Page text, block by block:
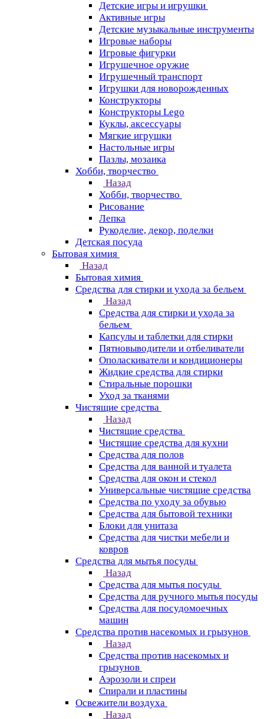
Детские игры и игрушки
Активные игры
Детские музыкальные инструменты
Игровые наборы
Игровые фигурки
Игрушечное оружие
Игрушечный транспорт
Игрушки для новорожденных
Конструкторы
Конструкторы Lego
Куклы, аксессуары
Мягкие игрушки
Настольные игры
Пазлы, мозаика
Хобби, творчество
Назад
Хобби, творчество
Рисование
Лепка
Рукоделие, декор, поделки
Детская посуда
Бытовая химия
Назад
Бытовая химия
Средства для стирки и ухода за бельем
Назад
Средства для стирки и ухода за
бельем
Капсулы и таблетки для стирки
Пятновыводители и отбеливатели
Ополаскиватели и кондиционеры
Жидкие средства для стирки
Стиральные порошки
Уход за тканями
Чистящие средства
Назад
Чистящие средства
Чистящие средства для кухни
Средства для полов
Средства для ванной и туалета
Средства для окон и стекол
Универсальные чистящие средства
Средства по уходу за обувью
Средства для бытовой техники
Блоки для унитаза
Средства для чистки мебели и
ковров
Средства для мытья посуды
Назад
Средства для мытья посуды
Средства для ручного мытья посуды
Средства для посудомоечных
машин
Средства против насекомых и грызунов
Назад
Средства против насекомых и
грызунов
Аэрозоли и спреи
Спирали и пластины
Освежители воздуха
Назад